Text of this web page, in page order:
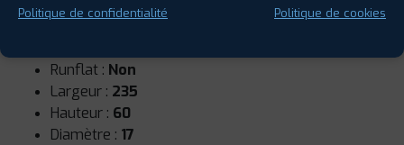
Runflat : Non
Largeur : 235
Hauteur : 60
Diamètre : 17
Politique de confidentialité Politique de cookies